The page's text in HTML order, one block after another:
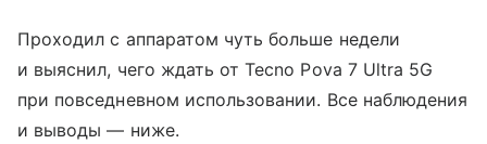
Проходил с аппаратом чуть больше недели
и выяснил, чего ждать от Tecno Pova 7 Ultra 5G
при повседневном использовании. Все наблюдения
и выводы — ниже.